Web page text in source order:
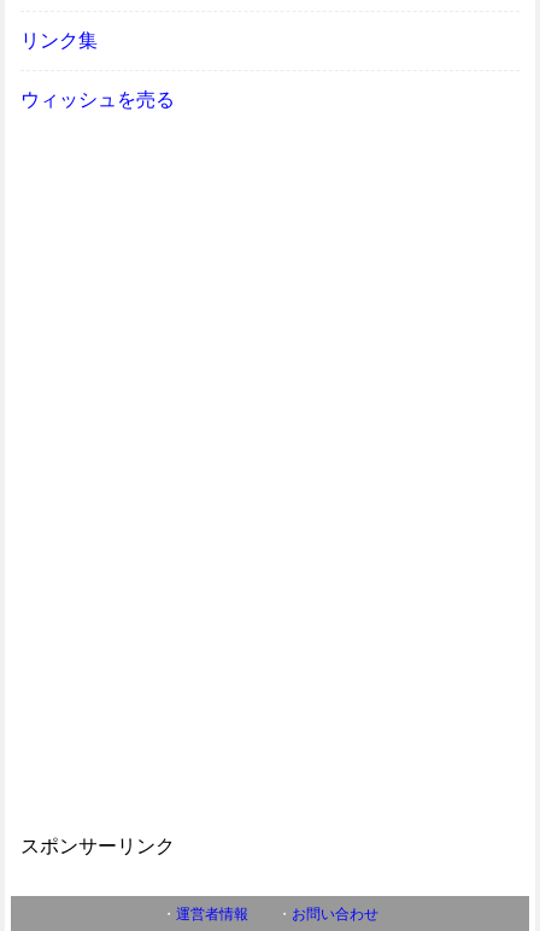
リンク集
ウィッシュを売る
スポンサーリンク
・ 運営者情報 ・ お問い合わせ